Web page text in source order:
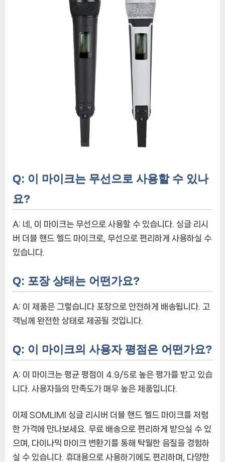
Q: 이 마이크는 무선으로 사용할 수 있나
요?
A: 네, 이 마이크는 무선으로 사용할 수 있습니다. 싱글 리시
버 더블 핸드 헬드 마이크로, 무선으로 편리하게 사용하실 수
있습니다.
Q: 포장 상태는 어떤가요?
A: 이 제품은 그렇습니다 포장으로 안전하게 배송됩니다. 고
객님께 완전한 상태로 제공될 것입니다.
Q: 이 마이크의 사용자 평점은 어떤가요?
A: 이 마이크는 평균 평점이 4.9/5로 높은 평가를 받고 있습
니다. 사용자들의 만족도가 매우 높은 제품입니다.
이제 SOMLIMI 싱글 리시버 더블 핸드 헬드 마이크를 저렴
한 가격에 만나보세요. 무료 배송으로 편리하게 받으실 수 있
으며, 다이나믹 마이크 변환기를 통해 탁월한 음질을 경험하
실 수 있습니다. 휴대용으로 사용하기에도 편리하며, 다양한